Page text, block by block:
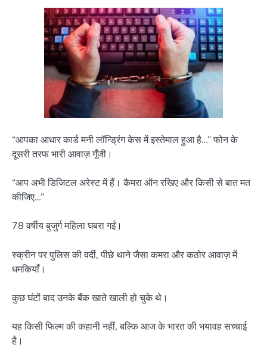
“आपका आधार कार्ड मनी लॉन्ड्रिंग केस में इस्तेमाल हुआ है…” फोन के
दूसरी तरफ भारी आवाज़ गूँजी।
“आप अभी डिजिटल अरेस्ट में हैं। कैमरा ऑन रखिए और किसी से बात मत
कीजिए…”
78 वर्षीय बुजुर्ग महिला घबरा गईं।
स्क्रीन पर पुलिस की वर्दी, पीछे थाने जैसा कमरा और कठोर आवाज़ में
धमकियाँ।
कुछ घंटों बाद उनके बैंक खाते खाली हो चुके थे।
यह किसी फिल्म की कहानी नहीं, बल्कि आज के भारत की भयावह सच्चाई
है।